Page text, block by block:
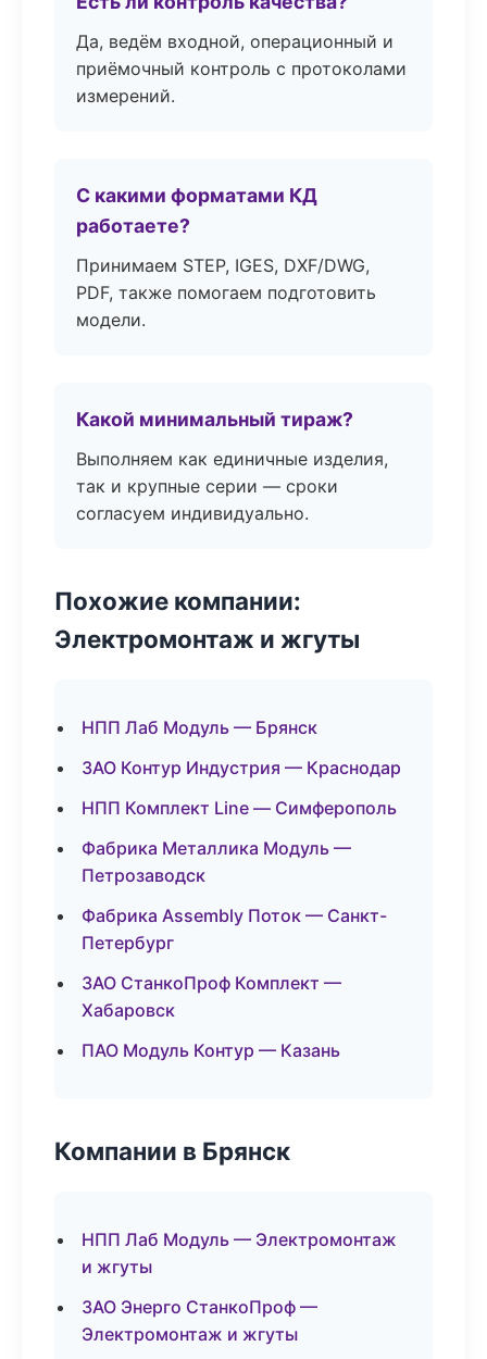
Да, ведём входной, операционный и
приёмочный контроль с протоколами
измерений.
С какими форматами КД
работаете?
Принимаем STEP, IGES, DXF/DWG,
PDF, также помогаем подготовить
модели.
Какой минимальный тираж?
Выполняем как единичные изделия,
так и крупные серии — сроки
согласуем индивидуально.
Похожие компании:
Электромонтаж и жгуты
НПП Лаб Модуль — Брянск
ЗАО Контур Индустрия — Краснодар
НПП Комплект Line — Симферополь
Фабрика Металлика Модуль —
Петрозаводск
Фабрика Assembly Поток — Санкт-
Петербург
ЗАО СтанкоПроф Комплект —
Хабаровск
ПАО Модуль Контур — Казань
Компании в Брянск
НПП Лаб Модуль — Электромонтаж
и жгуты
ЗАО Энерго СтанкоПроф —
Электромонтаж и жгуты